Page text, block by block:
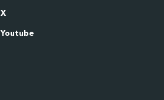
X
Youtube